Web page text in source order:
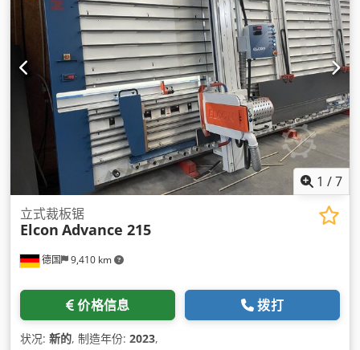
1 /7
德国 9,410 km
立式裁板锯
Elcon Advance 215
价格信息 拨打
状况: 新的, 制造年份: 2023,